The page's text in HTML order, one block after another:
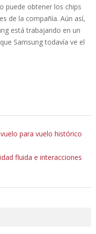
puede obtener los chips
de la compañía. Aún así,
está trabajando en un
Samsung todavía ve el
para vuelo histórico
fluida e interacciones